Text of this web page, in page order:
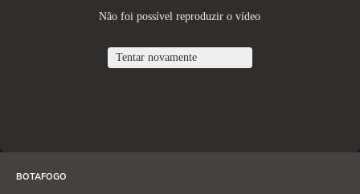
BOTAFOGO